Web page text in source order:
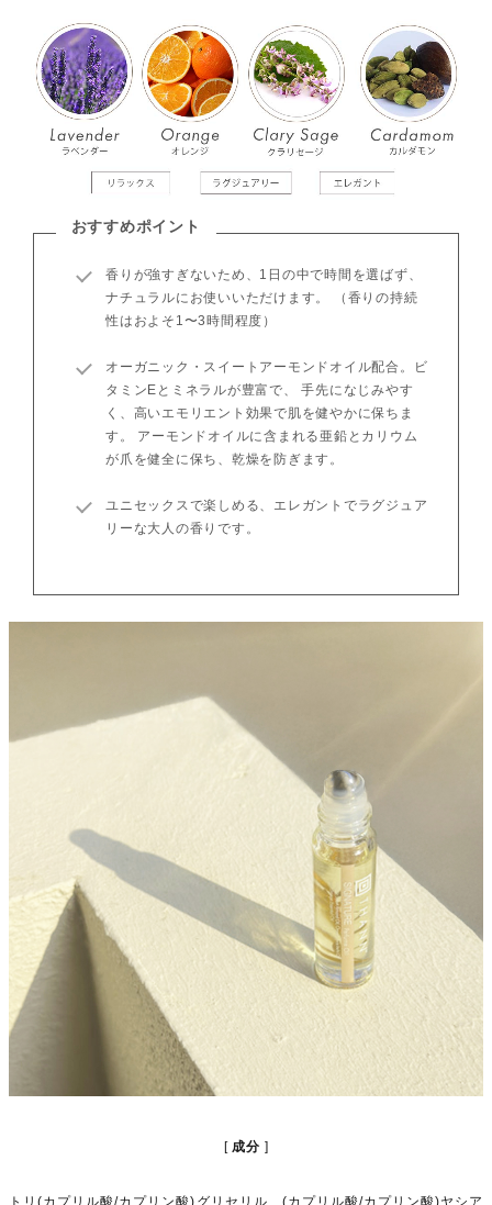
おすすめポイント
香りが強すぎないため、1日の中で時間を選ばず、
ナチュラルにお使いいただけます。 （香りの持続
性はおよそ1〜3時間程度）
オーガニック・スイートアーモンドオイル配合。ビ
タミンEとミネラルが豊富で、 手先になじみやす
く、高いエモリエント効果で肌を健やかに保ちま
す。 アーモンドオイルに含まれる亜鉛とカリウム
が爪を健全に保ち、乾燥を防ぎます。
ユニセックスで楽しめる、エレガントでラグジュア
リーな大人の香りです。
成分